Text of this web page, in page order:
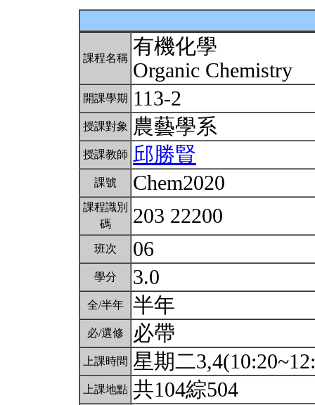
課程名稱 有機化學
Organic Chemistry
開課學期 113-2
授課對象 農藝學系
授課教師 邱勝賢
課號 Chem2020
課程識別
碼
203 22200
班次 06
學分 3.0
全/半年 半年
必/選修 必帶
上課時間 星期二
上課地點 共104綜504